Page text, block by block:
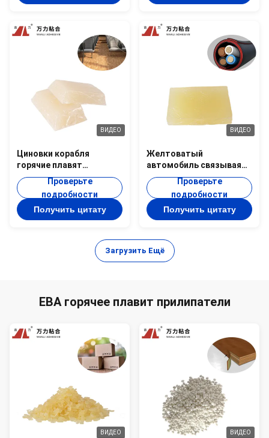
ВИДЕО
Циновки корабля
горячие плавят
давление - лепешки
TPR-7212BW клея
чувствительных
прилипателей
желтоватые
Проверьте
подробности
Получить цитату
ВИДЕО
Желтоватый
автомобиль связывая
проволокой акриловое
горячее плавит
слипчивую жару TPR
плавит слипчивое TPR-
6136B-S1
Проверьте
подробности
Получить цитату
Загрузить Ещё
ЕВА горячее плавит прилипатели
ВИДЕО ВИДЕО